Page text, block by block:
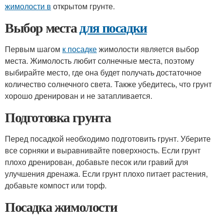
жимолости в открытом грунте.
Выбор местадля посадки
Первым шагом к посадкежимолости является выбор
места. Жимолость любит солнечные места, поэтому
выбирайте место, где она будет получать достаточное
количество солнечного света. Также убедитесь, что грунт
хорошо дренирован и не затапливается.
Подготовка грунта
Перед посадкой необходимо подготовить грунт. Уберите
все сорняки и выравнивайте поверхность. Если грунт
плохо дренирован, добавьте песок или гравий для
улучшения дренажа. Если грунт плохо питает растения,
добавьте компост или торф.
Посадка жимолости